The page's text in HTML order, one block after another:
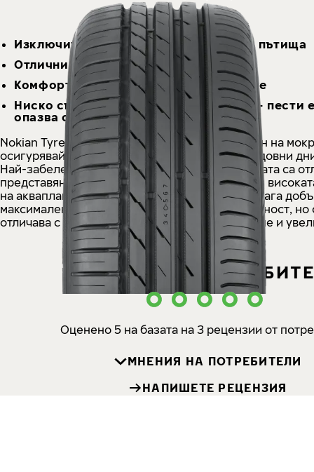
Nokian Tyres Wetproof 1 е безусловен шампион на
осигурявайки максимална безопасност в дъждовни
Най-забележителните характеристики на гумата са
представяне при спиране на мокра настилка и
на аквапланинг. Nokian Tyres Wetproof 1 предлага
максимален комфорт и изключителна безопасност, но
отличава с ниско съпротивление при търкаляне и
Изключителна безопасност на мокри пътища
Отлични показатели за пробег
Комфортно изживяване при шофиране
Ниско съпротивление при търкаляне - пести
опазва околната среда
МНЕНИЯ НА
Оценено 5 на базата на 3 рецензии от
МНЕНИЯ НА ПОТРЕБИТЕЛИ
НАПИШЕТЕ РЕЦЕНЗИЯ